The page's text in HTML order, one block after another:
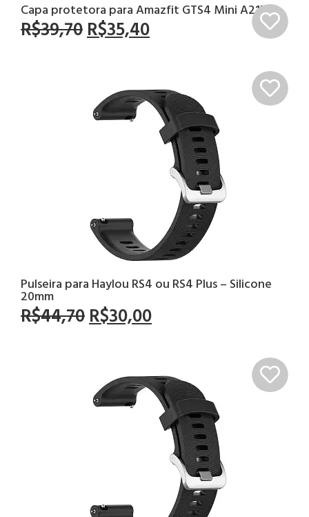
Capa protetora para Amazfit GTS4 Mini A2176
R$39,70 R$35,40
Pulseira para Haylou RS4 ou RS4 Plus – Silicone
20mm
R$44,70 R$30,00